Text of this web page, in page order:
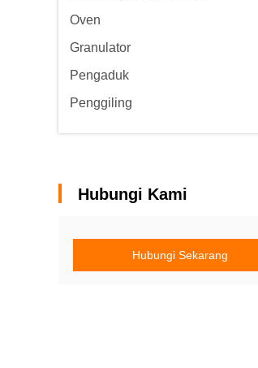
Oven
Granulator
Pengaduk
Penggiling
Hubungi Kami
Hubungi Sekarang